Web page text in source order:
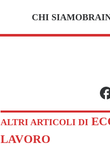
CHI SIAMO
ALTRI ARTICOLI DI
LAVORO